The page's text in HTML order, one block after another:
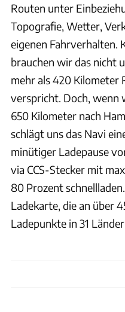
Routen unter
Topografie, Wetter,
eigenen Fahrverhalten.
brauchen wir das nicht
mehr als 420 Kilometer
verspricht. Doch, wenn
650 Kilometer nach
schlägt uns das Navi
minütiger Ladepause
via CCS-Stecker mit
80 Prozent
Ladekarte, die an über
Ladepunkte in 31